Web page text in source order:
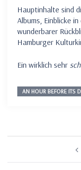
Hauptinhalte sind
Albums, Einblicke
wunderbarer
Hamburger
Ein wirklich sehr
AN HOUR BEFORE ITS